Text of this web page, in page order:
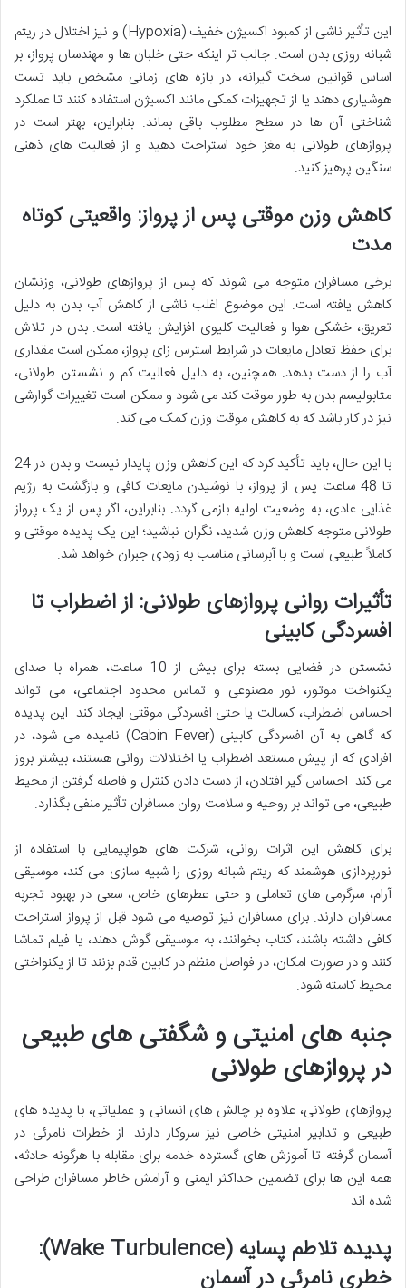
این تأثیر ناشی از کمبود اکسیژن خفیف (Hypoxia) و نیز اختلال در ریتم
شبانه روزی بدن است. جالب تر اینکه حتی خلبان ها و مهندسان پرواز، بر
اساس قوانین سخت گیرانه، در بازه های زمانی مشخص باید تست
هوشیاری دهند یا از تجهیزات کمکی مانند اکسیژن استفاده کنند تا عملکرد
شناختی آن ها در سطح مطلوب باقی بماند. بنابراین، بهتر است در
پروازهای طولانی به مغز خود استراحت دهید و از فعالیت های ذهنی
سنگین پرهیز کنید.
کاهش وزن موقتی پس از پرواز: واقعیتی کوتاه
مدت
برخی مسافران متوجه می شوند که پس از پروازهای طولانی، وزنشان
کاهش یافته است. این موضوع اغلب ناشی از کاهش آب بدن به دلیل
تعریق، خشکی هوا و فعالیت کلیوی افزایش یافته است. بدن در تلاش
برای حفظ تعادل مایعات در شرایط استرس زای پرواز، ممکن است مقداری
آب را از دست بدهد. همچنین، به دلیل فعالیت کم و نشستن طولانی،
متابولیسم بدن به طور موقت کند می شود و ممکن است تغییرات گوارشی
نیز در کار باشد که به کاهش موقت وزن کمک می کند.
با این حال، باید تأکید کرد که این کاهش وزن پایدار نیست و بدن در 24
تا 48 ساعت پس از پرواز، با نوشیدن مایعات کافی و بازگشت به رژیم
غذایی عادی، به وضعیت اولیه بازمی گردد. بنابراین، اگر پس از یک پرواز
طولانی متوجه کاهش وزن شدید، نگران نباشید؛ این یک پدیده موقتی و
کاملاً طبیعی است و با آبرسانی مناسب به زودی جبران خواهد شد.
تأثیرات روانی پروازهای طولانی: از اضطراب تا
افسردگی کابینی
نشستن در فضایی بسته برای بیش از 10 ساعت، همراه با صدای
یکنواخت موتور، نور مصنوعی و تماس محدود اجتماعی، می تواند
احساس اضطراب، کسالت یا حتی افسردگی موقتی ایجاد کند. این پدیده
که گاهی به آن افسردگی کابینی (Cabin Fever) نامیده می شود، در
افرادی که از پیش مستعد اضطراب یا اختلالات روانی هستند، بیشتر بروز
می کند. احساس گیر افتادن، از دست دادن کنترل و فاصله گرفتن از محیط
طبیعی، می تواند بر روحیه و سلامت روان مسافران تأثیر منفی بگذارد.
برای کاهش این اثرات روانی، شرکت های هواپیمایی با استفاده از
نورپردازی هوشمند که ریتم شبانه روزی را شبیه سازی می کند، موسیقی
آرام، سرگرمی های تعاملی و حتی عطرهای خاص، سعی در بهبود تجربه
مسافران دارند. برای مسافران نیز توصیه می شود قبل از پرواز استراحت
کافی داشته باشند، کتاب بخوانند، به موسیقی گوش دهند، یا فیلم تماشا
کنند و در صورت امکان، در فواصل منظم در کابین قدم بزنند تا از یکنواختی
محیط کاسته شود.
جنبه های امنیتی و شگفتی های طبیعی
در پروازهای طولانی
پروازهای طولانی، علاوه بر چالش های انسانی و عملیاتی، با پدیده های
طبیعی و تدابیر امنیتی خاصی نیز سروکار دارند. از خطرات نامرئی در
آسمان گرفته تا آموزش های گسترده خدمه برای مقابله با هرگونه حادثه،
همه این ها برای تضمین حداکثر ایمنی و آرامش خاطر مسافران طراحی
شده اند.
پدیده تلاطم پسایه (Wake Turbulence):
خطری نامرئی در آسمان